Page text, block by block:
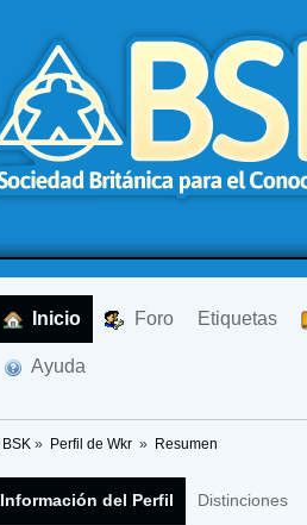
Inicio Foro Etiquetas
Ayuda
BSK » Perfil de Wkr » Resumen
Información del Perfil Distinciones